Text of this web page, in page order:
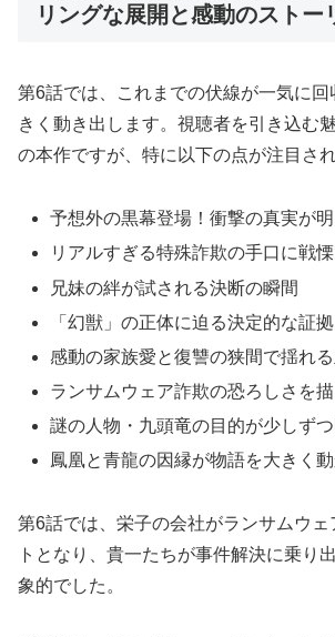
リングな展開と感動のストー
第6話では、これまでの伏線が一気に回
きく動き出します。視聴者を引き込む
の本作ですが、特に以下の点が注目され
予想外の黒幕登場！衝撃の真実が
リアルすぎる特殊詐欺の手口に戦慄
兄妹の絆が試される決断の瞬間
「幻獣」の正体に迫る決定的な証拠
感動の家族愛と復讐の狭間で揺れ
ランサムウェア詐欺の恐ろしさを
謎の人物・九頭竜の目的が少しず
鳳凰と青龍の因縁が物語を大きく
第6話では、栄子の会社がランサムウェ
トとなり、貴一たちが事件解決に乗り
象的でした。